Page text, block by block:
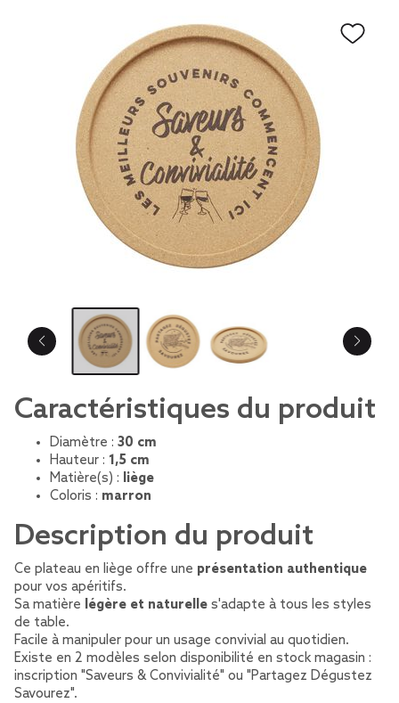
Caractéristiques du produit
Diamètre : 30 cm
Hauteur : 1,5 cm
Matière(s) : liège
Coloris : marron
Description du produit
Ce plateau en liège offre une présentation authentique
pour vos apéritifs.
Sa matière légère et naturelle s'adapte à tous les styles
de table.
Facile à manipuler pour un usage convivial au quotidien.
Existe en 2 modèles selon disponibilité en stock magasin :
inscription "Saveurs & Convivialité" ou "Partagez Dégustez
Savourez".